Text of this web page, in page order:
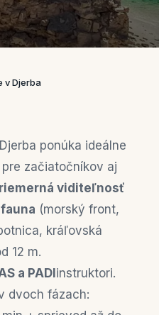
v Djerba
ponúka ideálne
začiatočníkov aj
viditeľnosť
(morský front,
kráľovská
12 m.
a PADI instruktori.
dvoch fázach: